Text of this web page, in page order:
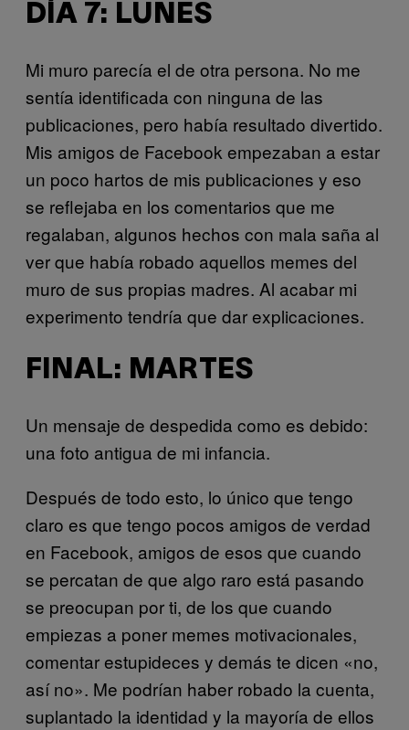
DÍA 7: LUNES
Mi muro parecía el de otra persona. No me
sentía identificada con ninguna de las
publicaciones, pero había resultado divertido.
Mis amigos de Facebook empezaban a estar
un poco hartos de mis publicaciones y eso
se reflejaba en los comentarios que me
regalaban, algunos hechos con mala saña al
ver que había robado aquellos memes del
muro de sus propias madres. Al acabar mi
experimento tendría que dar explicaciones.
FINAL: MARTES
Un mensaje de despedida como es debido:
una foto antigua de mi infancia.
Después de todo esto, lo único que tengo
claro es que tengo pocos amigos de verdad
en Facebook, amigos de esos que cuando
se percatan de que algo raro está pasando
se preocupan por ti, de los que cuando
empiezas a poner memes motivacionales,
comentar estupideces y demás te dicen «no,
así no». Me podrían haber robado la cuenta,
suplantado la identidad y la mayoría de ellos